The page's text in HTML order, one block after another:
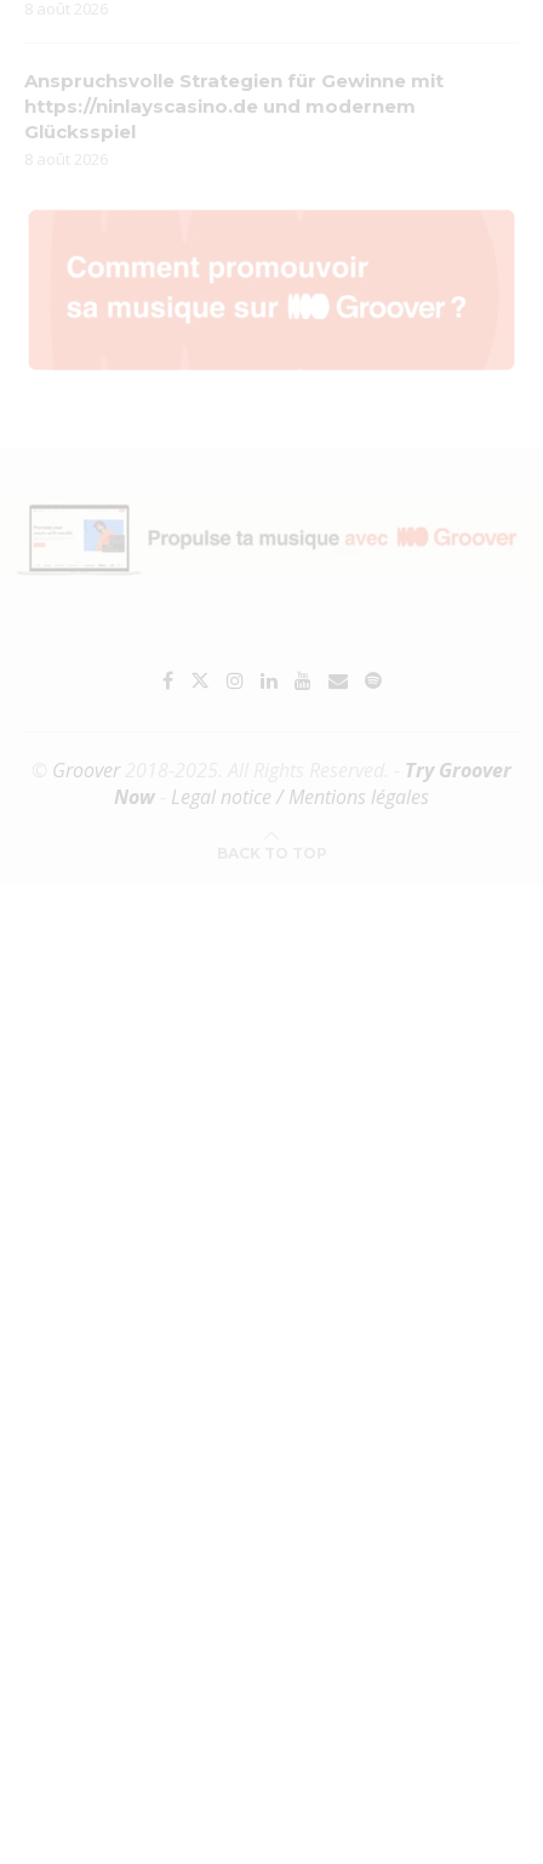
8 août 2026
Anspruchsvolle Strategien für Gewinne mit
https://ninlayscasino.de und modernem
Glücksspiel
8 août 2026
Groover2018-2025. All Rights Reserved. - Try Groover
Now
Legal notice / Mentions légales